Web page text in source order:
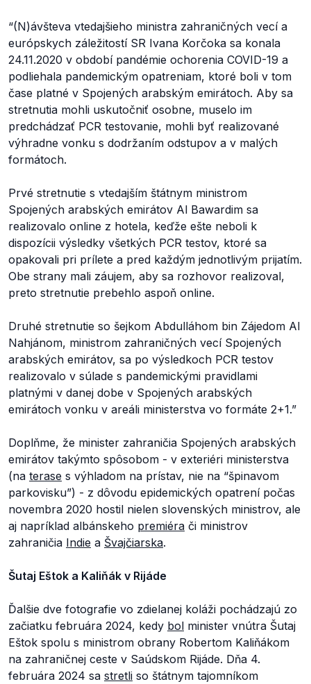
“(N)ávšteva vtedajšieho ministra zahraničných vecí a
európskych záležitostí SR Ivana Korčoka sa konala
24.11.2020 v období pandémie ochorenia COVID-19 a
podliehala pandemickým opatreniam, ktoré boli v tom
čase platné v Spojených arabským emirátoch. Aby sa
stretnutia mohli uskutočniť osobne, muselo im
predchádzať PCR testovanie, mohli byť realizované
výhradne vonku s dodržaním odstupov a v malých
formátoch.
Prvé stretnutie s vtedajším štátnym ministrom
Spojených arabských emirátov Al Bawardim sa
realizovalo online z hotela, keďže ešte neboli k
dispozícii výsledky všetkých PCR testov, ktoré sa
opakovali pri prílete a pred každým jednotlivým prijatím.
Obe strany mali záujem, aby sa rozhovor realizoval,
preto stretnutie prebehlo aspoň online.
Druhé stretnutie so šejkom Abdulláhom bin Zájedom Al
Nahjánom, ministrom zahraničných vecí Spojených
arabských emirátov, sa po výsledkoch PCR testov
realizovalo v súlade s pandemickými pravidlami
platnými v danej dobe v Spojených arabských
emirátoch vonku v areáli ministerstva vo formáte 2+1.”
Doplňme, že minister zahraničia Spojených arabských
emirátov takýmto spôsobom - v exteriéri ministerstva
(na terase s výhladom na prístav, nie na “špinavom
parkovisku”) - z dôvodu epidemických opatrení počas
novembra 2020 hostil nielen slovenských ministrov, ale
aj napríklad albánskeho premiéra či ministrov
zahraničia Indie a Švajčiarska.
Šutaj Eštok a Kaliňák v Rijáde
Ďalšie dve fotografie vo zdielanej koláži pochádzajú zo
začiatku februára 2024, kedy bol minister vnútra Šutaj
Eštok spolu s ministrom obrany Robertom Kaliňákom
na zahraničnej ceste v Saúdskom Rijáde. Dňa 4.
februára 2024 sa stretli so štátnym tajomníkom